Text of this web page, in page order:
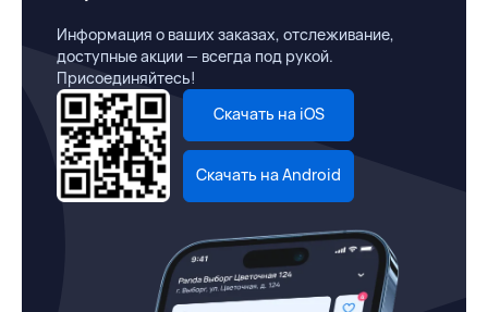
Информация о ваших заказах, отслеживание,
доступные акции — всегда под рукой.
Присоединяйтесь!
Скачать на iOS
Скачать на Android